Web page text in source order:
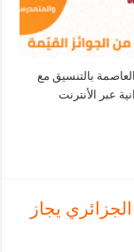
بالتنسيق مع
عبر الأنترنت
يجاز